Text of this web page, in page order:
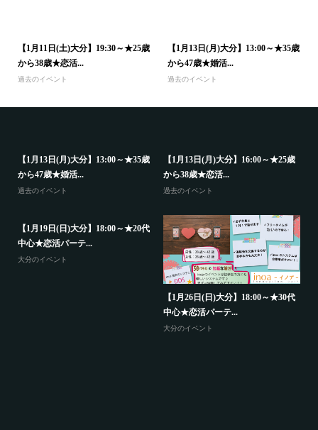
【1月11日(土)大分】19:30～★25歳
から38歳★恋活...
過去のイベント
【1月13日(月)大分】13:00～★35歳
から47歳★婚活...
過去のイベント
【1月13日(月)大分】13:00～★35歳
から47歳★婚活...
過去のイベント
【1月13日(月)大分】16:00～★25歳
から38歳★恋活...
過去のイベント
【1月19日(日)大分】18:00～★20代
中心★恋活パーテ...
大分のイベント
【1月26日(日)大分】18:00～★30代
中心★恋活パーテ...
大分のイベント